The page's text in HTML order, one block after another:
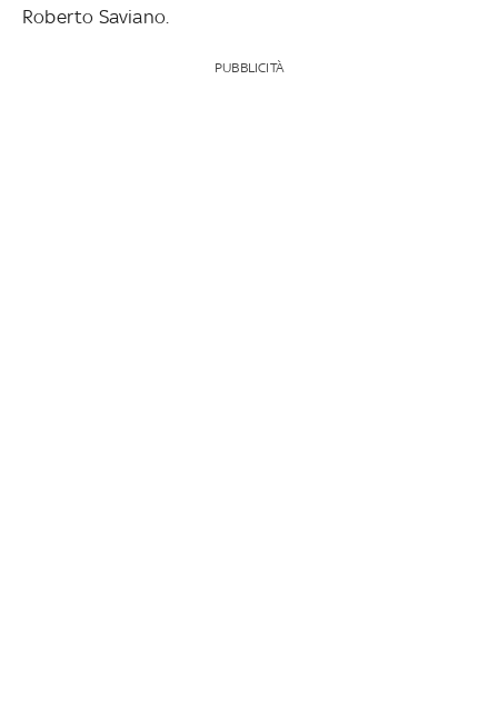
Roberto Saviano.
PUBBLICITÀ